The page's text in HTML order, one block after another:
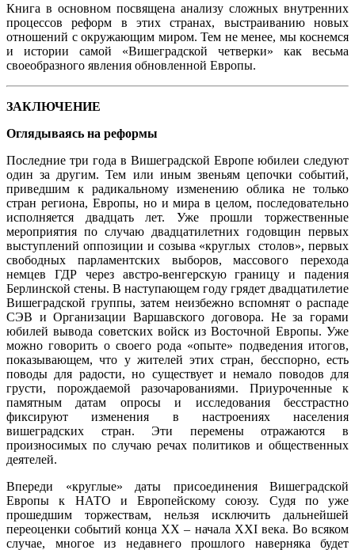
Книга в основном посвящена анализу сложных внутренних
процессов реформ в этих странах, выстраиванию новых
отношений с окружающим миром. Тем не менее, мы коснемся
и истории самой «Вишеградской четверки» как весьма
своеобразного явления обновленной Европы.
ЗАКЛЮЧЕНИЕ
Оглядываясь на реформы
Последние три года в Вишеградской Европе юбилеи следуют
один за другим. Тем или иным звеньям цепочки событий,
приведшим к радикальному изменению облика не только
стран региона, Европы, но и мира в целом, последовательно
исполняется двадцать лет. Уже прошли торжественные
мероприятия по случаю двадцатилетних годовщин первых
выступлений оппозиции и созыва «круглых столов», первых
свободных парламентских выборов, массового перехода
немцев ГДР через австро-венгерскую границу и падения
Берлинской стены. В наступающем году грядет двадцатилетие
Вишеградской группы, затем неизбежно вспомнят о распаде
СЭВ и Организации Варшавского договора. Не за горами
юбилей вывода советских войск из Восточной Европы. Уже
можно говорить о своего рода «опыте» подведения итогов,
показывающем, что у жителей этих стран, бесспорно, есть
поводы для радости, но существует и немало поводов для
грусти, порождаемой разочарованиями. Приуроченные к
памятным датам опросы и исследования бесстрастно
фиксируют изменения в настроениях населения
вишеградских стран. Эти перемены отражаются в
произносимых по случаю речах политиков и общественных
деятелей.
Впереди «круглые» даты присоединения Вишеградской
Европы к НАТО и Европейскому союзу. Судя по уже
прошедшим торжествам, нельзя исключить дальнейшей
переоценки событий конца ХХ – начала XXI века. Во всяком
случае, многое из недавнего прошлого наверняка будет